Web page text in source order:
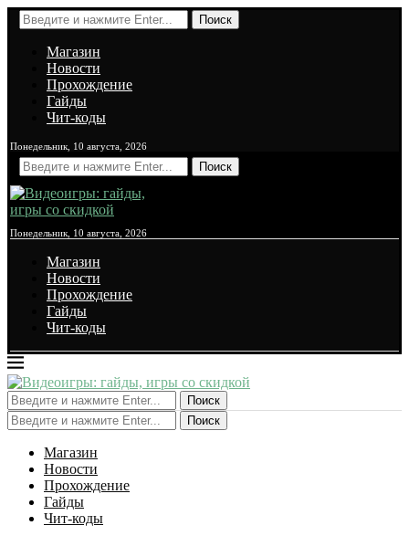
Поиск
Магазин
Новости
Прохождение
Гайды
Чит-коды
Понедельник, 10 августа, 2026
Поиск
Понедельник, 10 августа, 2026
Магазин
Новости
Прохождение
Гайды
Чит-коды
Поиск
Поиск
Магазин
Новости
Прохождение
Гайды
Чит-коды